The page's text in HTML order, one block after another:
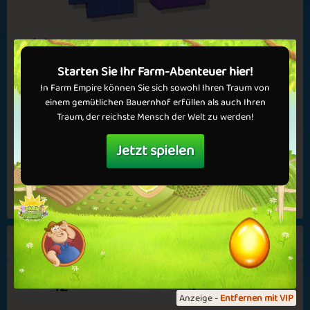
Cozy Night Vacation Time
Summer Delight Smell the Coffee
Spring in Town Springtime
Autos
Wir möchten uns bei allen für die schönen Levels in PL3D
bedanken. Wir haben die besten im Buch der Woche
zusammengestellt! In der kommenden Woche lautet das
Thema "Spanien". Wir werden am Montagmorgen die besten
Alle einsehen
42 4
Anzeige -Entfernen mit VIP
Starten Sie Ihr Farm-Abenteuer hier!
In Farm Empire können Sie sich sowohl Ihren Traum von
einem gemütlichen Bauernhof erfüllen als auch Ihren
Traum, der reichste Mensch der Welt zu werden!
Jetzt spielen
✅ Vorteile in Spielen
✅ Keine Werbung